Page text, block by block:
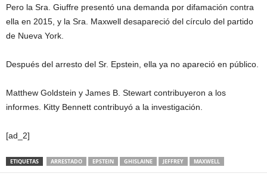
Pero la Sra. Giuffre presentó una demanda por difamación contra
ella en 2015, y la Sra. Maxwell desapareció del círculo del partido
de Nueva York.
Después del arresto del Sr. Epstein, ella ya no apareció en público.
Matthew Goldstein y James B. Stewart contribuyeron a los
informes. Kitty Bennett contribuyó a la investigación.
[ad_2]
ETIQUETAS ARRESTADO EPSTEIN GHISLAINE JEFFREY MAXWELL